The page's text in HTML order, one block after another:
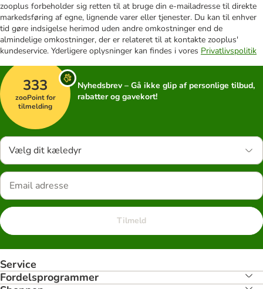
zooplus forbeholder sig retten til at bruge din e-mailadresse til direkte
markedsføring af egne, lignende varer eller tjenester. Du kan til enhver
tid gøre indsigelse herimod uden andre omkostninger end de
almindelige omkostninger, der er relateret til at kontakte zooplus'
kundeservice. Yderligere oplysninger kan findes i vores Privatlivspolitik
333
zooPoint for
tilmelding
Nyhedsbrev – Gå ikke glip af personlige tilbud,
rabatter og gavekort!
Vælg dit kæledyr
Tilmeld
Service
Fordelsprogrammer